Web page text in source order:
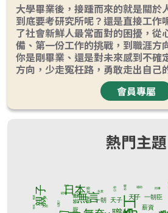
大學畢業後，接踵而來的就是關於
到底要考研究所呢？還是直接工作
了社會新鮮人最常面對的困擾，從
備、第一份工作的挑戰，到職涯方
你是剛畢業、還是對未來感到不確
方向，少走冤枉路，勇敢走出自己
會員專屬
熱門主題